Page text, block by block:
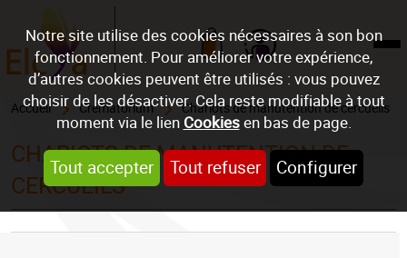
Notre site utilise des cookies nécessaires à son bon
fonctionnement. Pour améliorer votre expérience,
d’autres cookies peuvent être utilisés : vous pouvez
choisir de les désactiver. Cela reste modifiable à tout
moment via le lien Cookiesen bas de page.
Tout accepter Tout refuser Configurer
Mon compte
Accueil Crématorium Chariots de manutention de cercueils
CHARIOTS DE MANUTENTION DE
CERCUEILS